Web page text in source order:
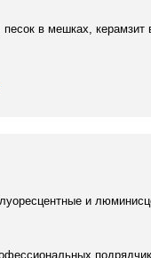
в мешках, керамзит
и